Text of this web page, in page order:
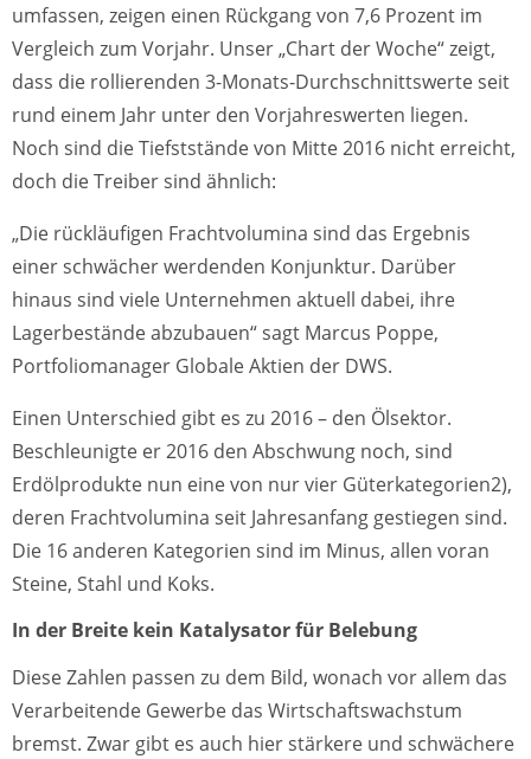
umfassen, zeigen einen Rückgang von 7,6 Prozent im
Vergleich zum Vorjahr. Unser „Chart der Woche“ zeigt,
dass die rollierenden 3-Monats-Durchschnittswerte seit
rund einem Jahr unter den Vorjahreswerten liegen.
Noch sind die Tiefststände von Mitte 2016 nicht erreicht,
doch die Treiber sind ähnlich:
„Die rückläufigen Frachtvolumina sind das Ergebnis
einer schwächer werdenden Konjunktur. Darüber
hinaus sind viele Unternehmen aktuell dabei, ihre
Lagerbestände abzubauen“ sagt Marcus Poppe,
Portfoliomanager Globale Aktien der DWS.
Einen Unterschied gibt es zu 2016 – den Ölsektor.
Beschleunigte er 2016 den Abschwung noch, sind
Erdölprodukte nun eine von nur vier Güterkategorien2),
deren Frachtvolumina seit Jahresanfang gestiegen sind.
Die 16 anderen Kategorien sind im Minus, allen voran
Steine, Stahl und Koks.
In der Breite kein Katalysator für Belebung
Diese Zahlen passen zu dem Bild, wonach vor allem das
Verarbeitende Gewerbe das Wirtschaftswachstum
bremst. Zwar gibt es auch hier stärkere und schwächere